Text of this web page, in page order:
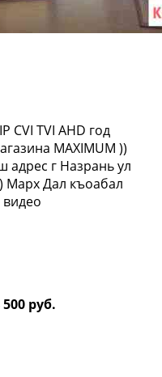
CVI TVI AHD год
MAXIMUM ))
адрес г Назрань ул
Марх Дал къоабал
видео
500 руб.